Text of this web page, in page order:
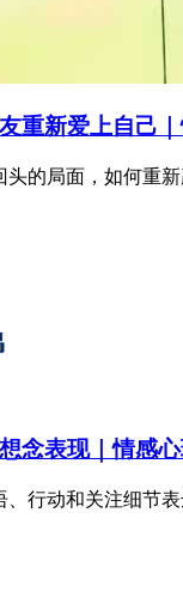
重新爱上自己
的局面，如何重
念表现｜情感
、行动和关注细节